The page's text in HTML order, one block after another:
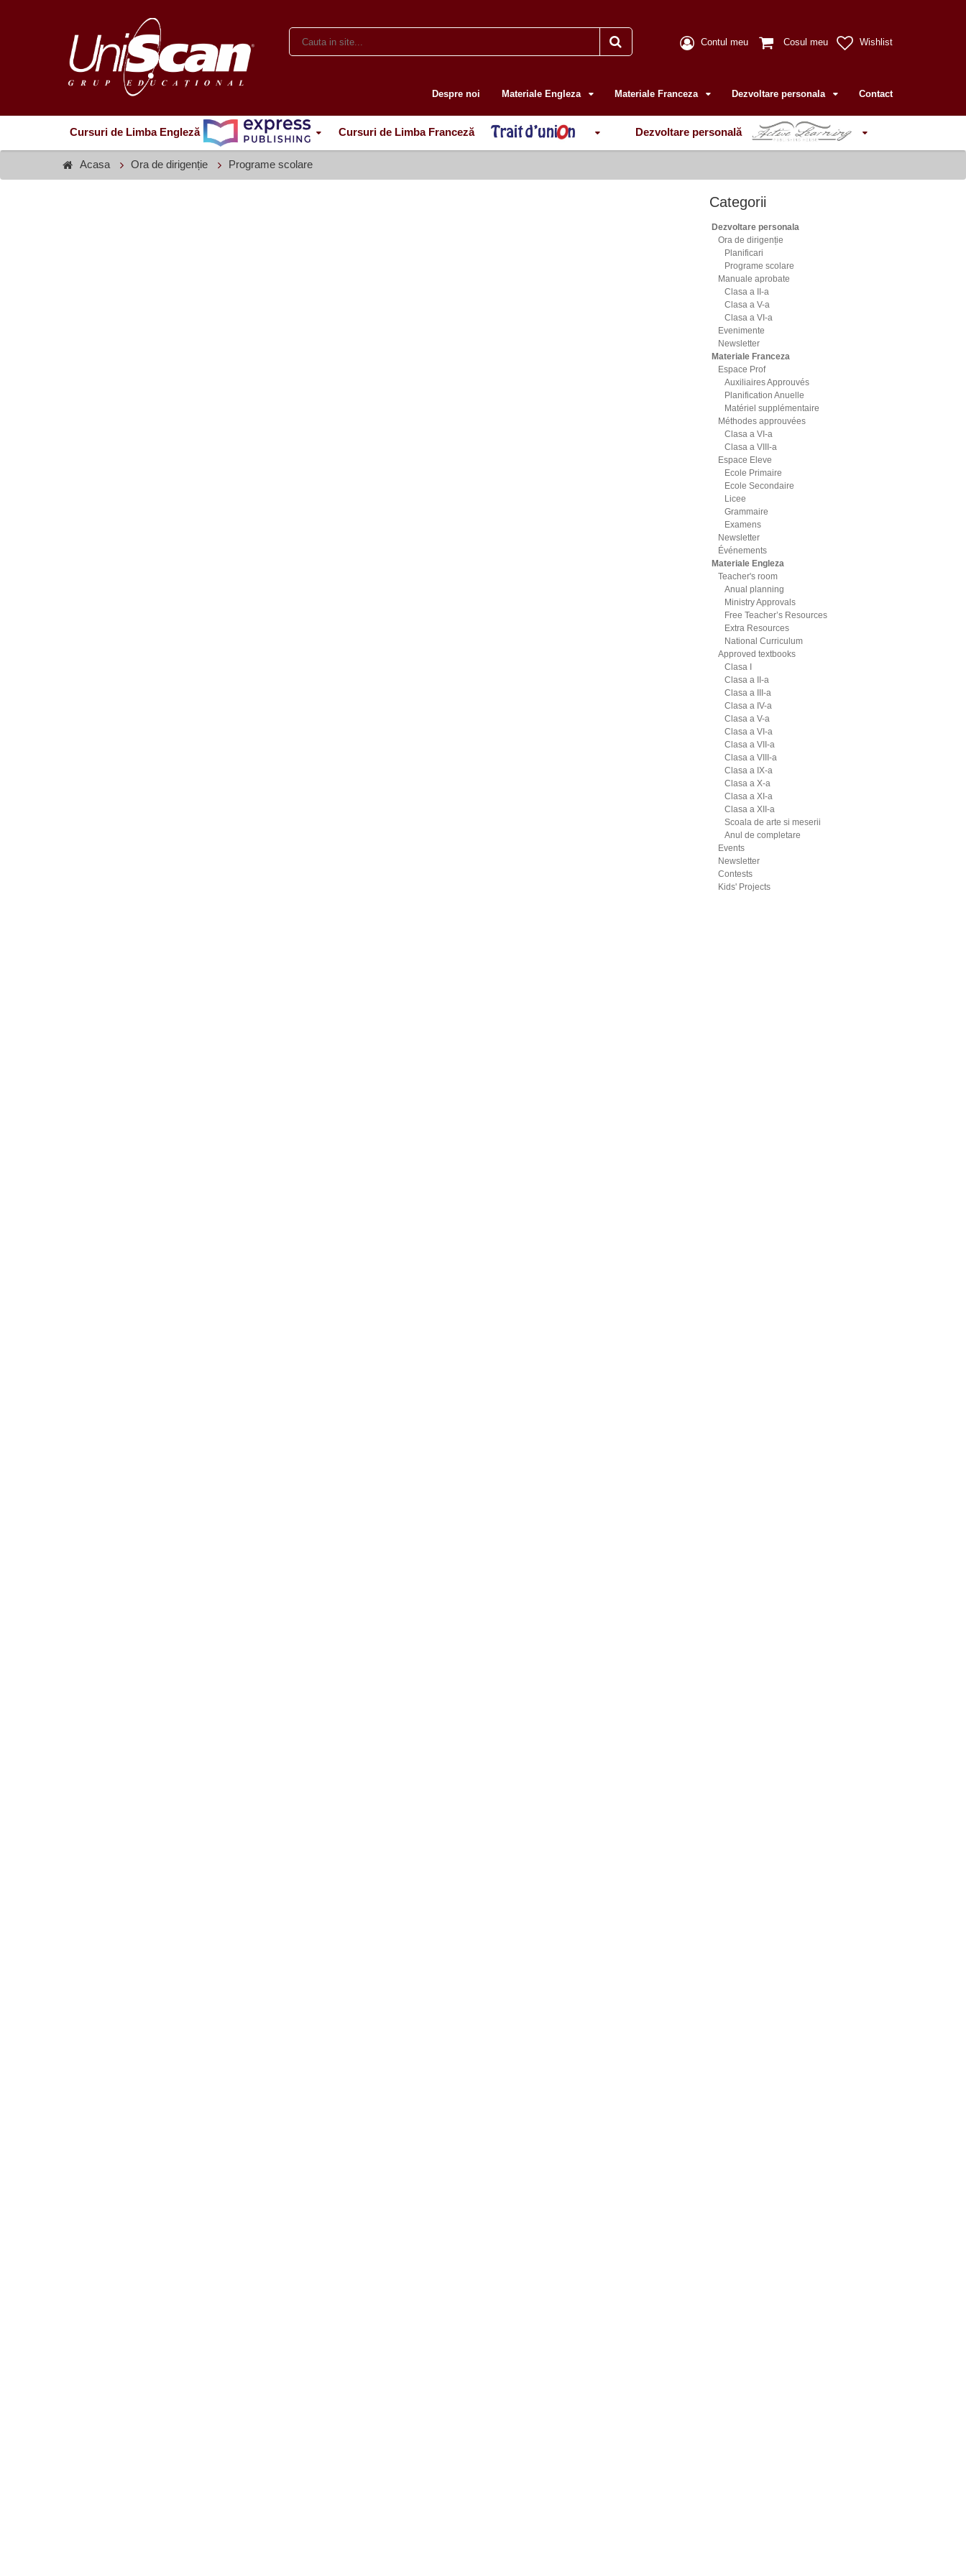
Contul meu Cosul meu Wishlist
Contact
Dezvoltare personala
Materiale Franceza
Materiale Engleza
Despre noi
Cursuri de Limba Engleză Cursuri de Limba Franceză Dezvoltare personală
Acasa Ora de dirigenție Programe scolare
Categorii
Dezvoltare personala
Ora de dirigenție
Planificari
Programe scolare
Manuale aprobate
Clasa a II-a
Clasa a V-a
Clasa a VI-a
Evenimente
Newsletter
Materiale Franceza
Espace Prof
Auxiliaires Approuvés
Planification Anuelle
Matériel supplémentaire
Méthodes approuvées
Clasa a VI-a
Clasa a VIII-a
Espace Eleve
Ecole Primaire
Ecole Secondaire
Licee
Grammaire
Examens
Newsletter
Événements
Materiale Engleza
Teacher's room
Anual planning
Ministry Approvals
Free Teacher’s Resources
Extra Resources
National Curriculum
Approved textbooks
Clasa I
Clasa a II-a
Clasa a III-a
Clasa a IV-a
Clasa a V-a
Clasa a VI-a
Clasa a VII-a
Clasa a VIII-a
Clasa a IX-a
Clasa a X-a
Clasa a XI-a
Clasa a XII-a
Scoala de arte si meserii
Anul de completare
Events
Newsletter
Contests
Kids' Projects